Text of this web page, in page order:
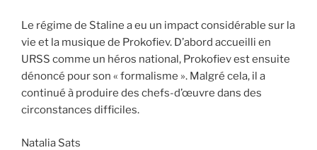
Le régime de Staline a eu un impact considérable sur la
vie et la musique de Prokofiev. D’abord accueilli en
URSS comme un héros national, Prokofiev est ensuite
dénoncé pour son « formalisme ». Malgré cela, il a
continué à produire des chefs-d’œuvre dans des
circonstances difficiles.
Natalia Sats